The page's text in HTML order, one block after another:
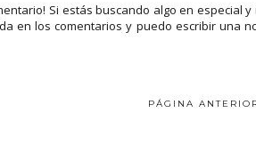
Si estás buscando algo en especial y
en los comentarios y puedo escribir una
PÁGINA